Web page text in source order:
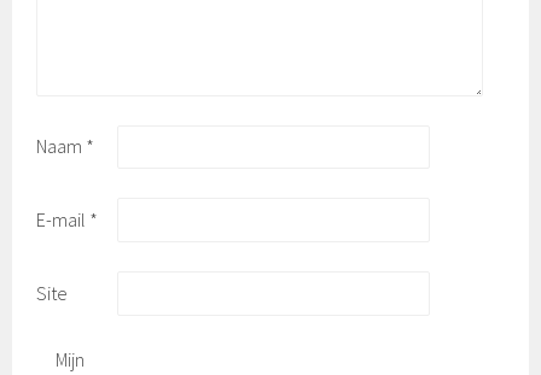
Naam *
E-mail *
Site
Mijn